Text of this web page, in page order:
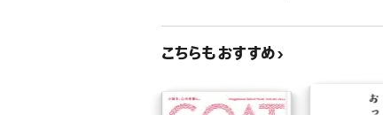
水晶の夜
── 青春四部作 ──
こちらもおすすめ